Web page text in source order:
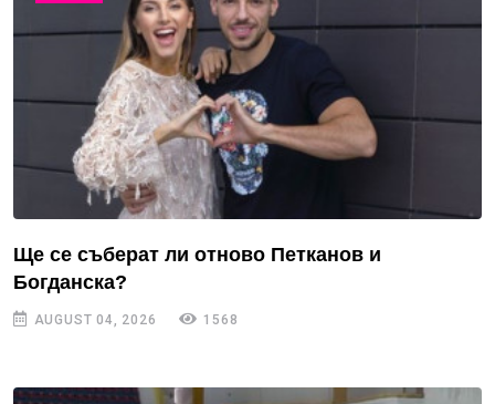
Ще се съберат ли отново Петканов и
Богданска?
AUGUST 04, 2026 1568